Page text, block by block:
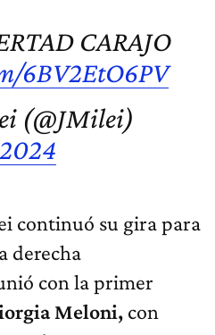
CARAJO
6BV2EtO6PV
(@JMilei)
continuó su gira para
derecha
con la primer
Meloni, con